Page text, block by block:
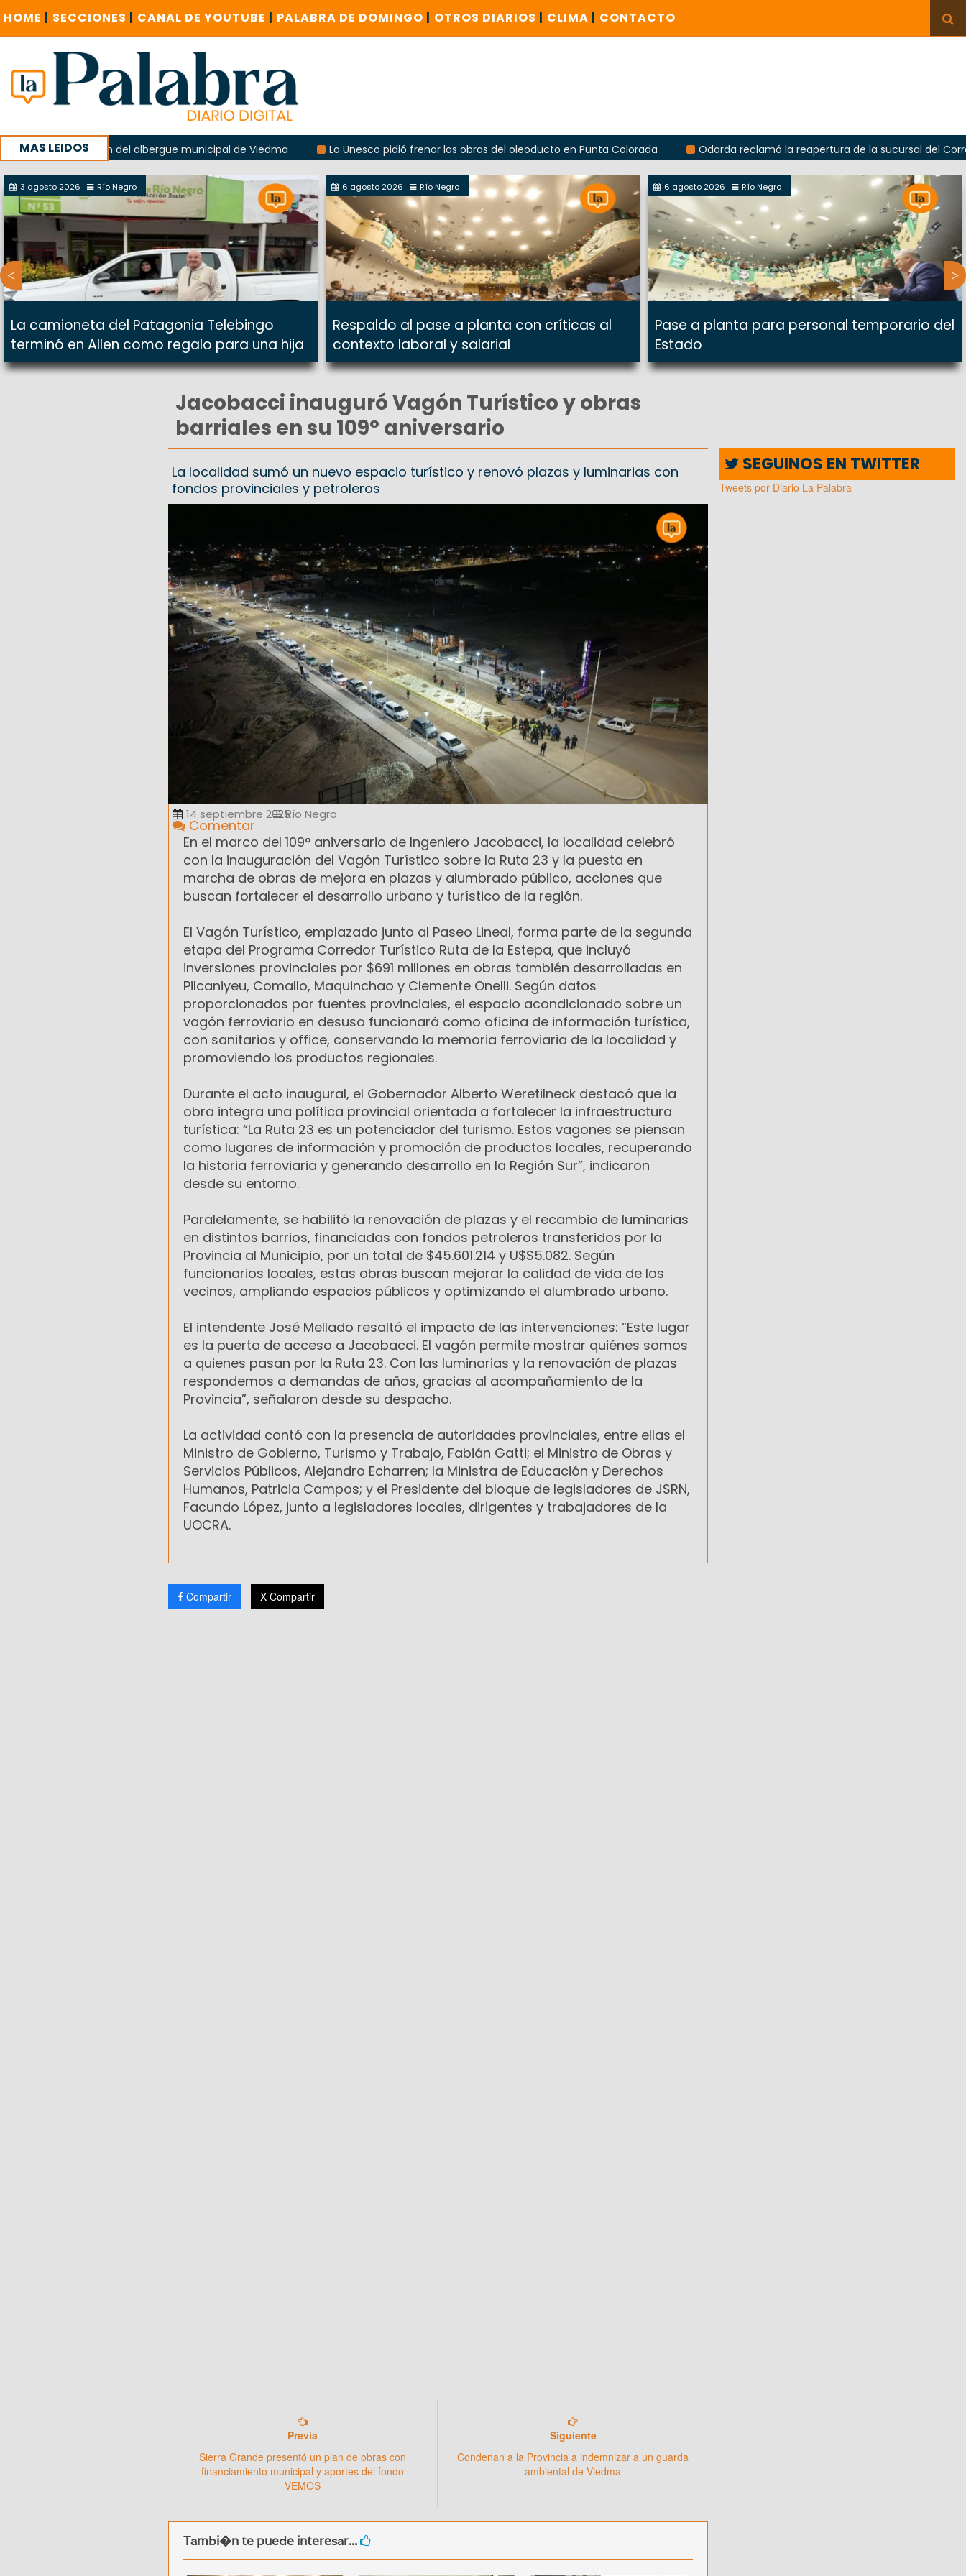
HOME | SECCIONES | CANAL DE YOUTUBE | PALABRA DE DOMINGO | OTROS DIARIOS | CLIMA | CONTACTO
MAS LEIDOS
explosión del albergue municipal de Viedma La Unesco pidió frenar las obras del oleoducto en Punta Colorada
Odarda reclamó la reapertura de la sucursal del Correo
con un encuentro provincial en Roca
3 agosto 2026 Río Negro
La camioneta del Patagonia Telebingo
terminó en Allen como regalo para una hija
6 agosto 2026 Río Negro
Respaldo al pase a planta con críticas al
contexto laboral y salarial
6 agosto 2026 Río Negro
Pase a planta para personal temporario del
Estado
Jacobacci inauguró Vagón Turístico y obras
barriales en su 109° aniversario
La localidad sumó un nuevo espacio turístico y renovó plazas y luminarias con
fondos provinciales y petroleros
14 septiembre 2025Río Negro
Comentar
En el marco del 109° aniversario de Ingeniero Jacobacci, la localidad celebró
con la inauguración del Vagón Turístico sobre la Ruta 23 y la puesta en
marcha de obras de mejora en plazas y alumbrado público, acciones que
buscan fortalecer el desarrollo urbano y turístico de la región.
El Vagón Turístico, emplazado junto al Paseo Lineal, forma parte de la segunda
etapa del Programa Corredor Turístico Ruta de la Estepa, que incluyó
inversiones provinciales por $691 millones en obras también desarrolladas en
Pilcaniyeu, Comallo, Maquinchao y Clemente Onelli. Según datos
proporcionados por fuentes provinciales, el espacio acondicionado sobre un
vagón ferroviario en desuso funcionará como oficina de información turística,
con sanitarios y office, conservando la memoria ferroviaria de la localidad y
promoviendo los productos regionales.
Durante el acto inaugural, el Gobernador Alberto Weretilneck destacó que la
obra integra una política provincial orientada a fortalecer la infraestructura
turística: “La Ruta 23 es un potenciador del turismo. Estos vagones se piensan
como lugares de información y promoción de productos locales, recuperando
la historia ferroviaria y generando desarrollo en la Región Sur”, indicaron
desde su entorno.
Paralelamente, se habilitó la renovación de plazas y el recambio de luminarias
en distintos barrios, financiadas con fondos petroleros transferidos por la
Provincia al Municipio, por un total de $45.601.214 y U$S5.082. Según
funcionarios locales, estas obras buscan mejorar la calidad de vida de los
vecinos, ampliando espacios públicos y optimizando el alumbrado urbano.
El intendente José Mellado resaltó el impacto de las intervenciones: “Este lugar
es la puerta de acceso a Jacobacci. El vagón permite mostrar quiénes somos
a quienes pasan por la Ruta 23. Con las luminarias y la renovación de plazas
respondemos a demandas de años, gracias al acompañamiento de la
Provincia”, señalaron desde su despacho.
La actividad contó con la presencia de autoridades provinciales, entre ellas el
Ministro de Gobierno, Turismo y Trabajo, Fabián Gatti; el Ministro de Obras y
Servicios Públicos, Alejandro Echarren; la Ministra de Educación y Derechos
Humanos, Patricia Campos; y el Presidente del bloque de legisladores de JSRN,
Facundo López, junto a legisladores locales, dirigentes y trabajadores de la
UOCRA.
Compartir X Compartir
Previa
Sierra Grande presentó un plan de obras con
financiamiento municipal y aportes del fondo
VEMOS
Siguiente
Condenan a la Provincia a indemnizar a un guarda
ambiental de Viedma
Tambi�n te puede interesar...
SEGUINOS EN TWITTER
Tweets por Diario La Palabra